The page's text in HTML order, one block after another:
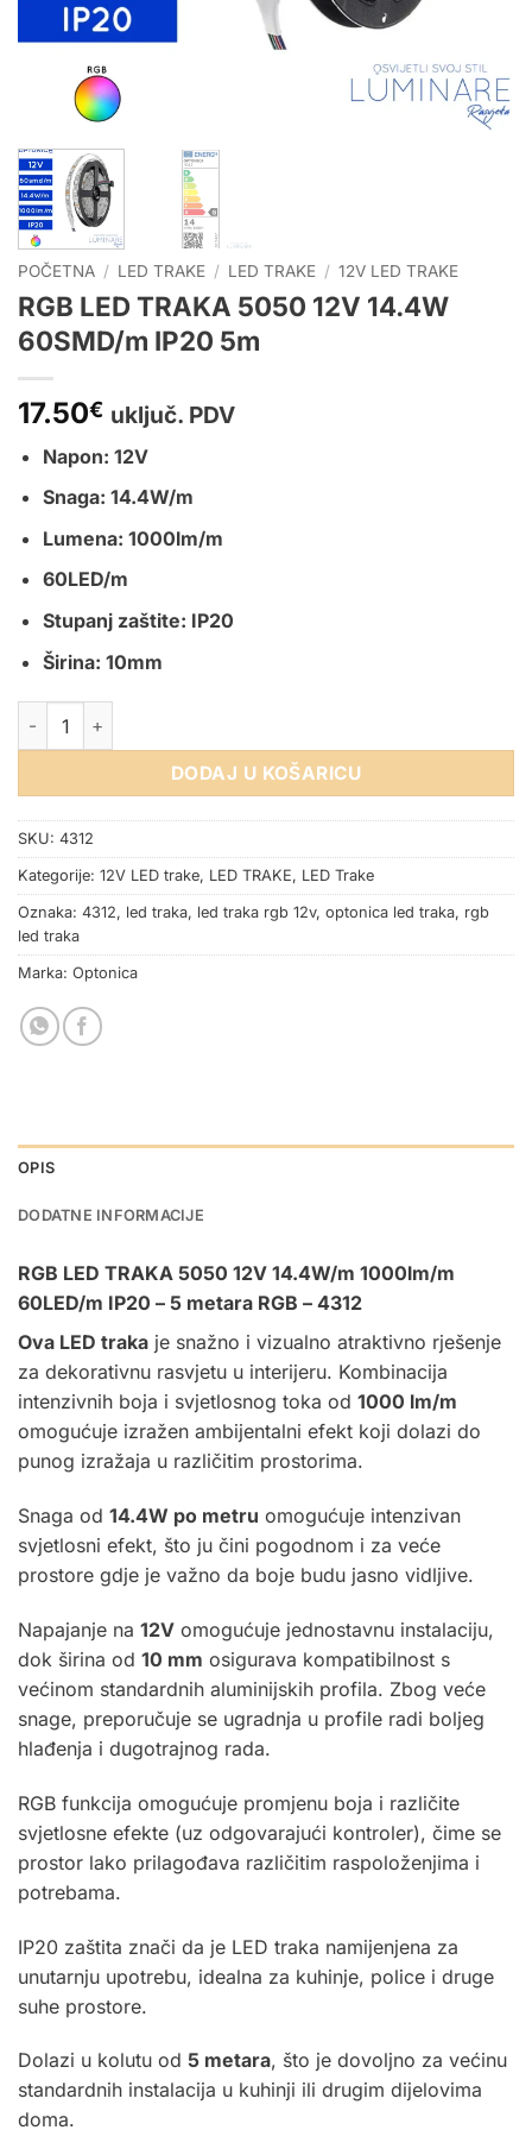
POČETNA / LED TRAKE / LED TRAKE / 12V LED TRAKE
RGB LED TRAKA 5050 12V 14.4W
60SMD/m IP20 5m
17.50€ uključ. PDV
Napon: 12V
Snaga: 14.4W/m
Lumena: 1000lm/m
60LED/m
Stupanj zaštite: IP20
Širina: 10mm
RGB LED TRAKA 5050 12V 14.4W 60SMD/m IP20 5m količina
DODAJ U KOŠARICU
SKU: 4312
Kategorije: 12V LED trake, LED TRAKE, LED Trake
Oznaka: 4312, led traka, led traka rgb 12v, optonica led traka, rgb
led traka
Marka: Optonica
OPIS
DODATNE INFORMACIJE
RGB LED TRAKA 5050 12V 14.4W/m 1000lm/m
60LED/m IP20 – 5 metara RGB – 4312
Ova LED traka je snažno i vizualno atraktivno rješenje
za dekorativnu rasvjetu u interijeru. Kombinacija
intenzivnih boja i svjetlosnog toka od 1000 lm/m
omogućuje izražen ambijentalni efekt koji dolazi do
punog izražaja u različitim prostorima.
Snaga od 14.4W po metru omogućuje intenzivan
svjetlosni efekt, što ju čini pogodnom i za veće
prostore gdje je važno da boje budu jasno vidljive.
Napajanje na 12V omogućuje jednostavnu instalaciju,
dok širina od 10 mm osigurava kompatibilnost s
većinom standardnih aluminijskih profila. Zbog veće
snage, preporučuje se ugradnja u profile radi boljeg
hlađenja i dugotrajnog rada.
RGB funkcija omogućuje promjenu boja i različite
svjetlosne efekte (uz odgovarajući kontroler), čime se
prostor lako prilagođava različitim raspoloženjima i
potrebama.
IP20 zaštita znači da je LED traka namijenjena za
unutarnju upotrebu, idealna za kuhinje, police i druge
suhe prostore.
Dolazi u kolutu od 5 metara, što je dovoljno za većinu
standardnih instalacija u kuhinji ili drugim dijelovima
doma.